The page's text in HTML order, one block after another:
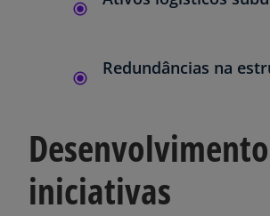
Redundâncias na
iniciativas